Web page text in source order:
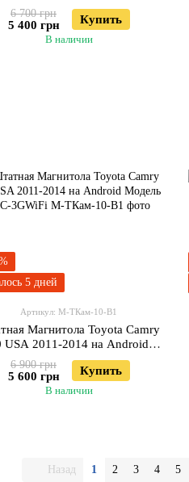
3GWiFi
6 700 грн
5 400 грн Купить
В наличии
5 дней
Артикул: М-ТКам-10-В1
Магнитола Toyota Camry
USA 2011-2014 на Android
Модель JAC-3GWiFi
6 900 грн
5 600 грн Купить
В наличии
Назад 1 2 3 4 5